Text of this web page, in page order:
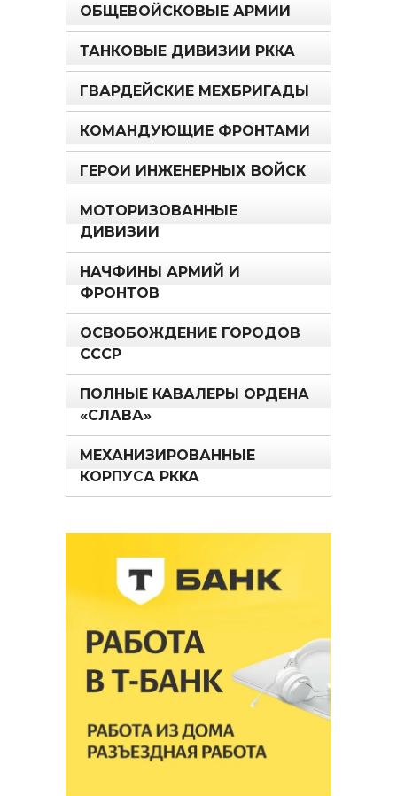
ОБЩЕВОЙСКОВЫЕ АРМИИ
ТАНКОВЫЕ ДИВИЗИИ РККА
ГВАРДЕЙСКИЕ МЕХБРИГАДЫ
КОМАНДУЮЩИЕ ФРОНТАМИ
ГЕРОИ ИНЖЕНЕРНЫХ ВОЙСК
МОТОРИЗОВАННЫЕ
ДИВИЗИИ
НАЧФИНЫ АРМИЙ И
ФРОНТОВ
ОСВОБОЖДЕНИЕ ГОРОДОВ
СССР
ПОЛНЫЕ КАВАЛЕРЫ ОРДЕНА
«СЛАВА»
МЕХАНИЗИРОВАННЫЕ
КОРПУСА РККА